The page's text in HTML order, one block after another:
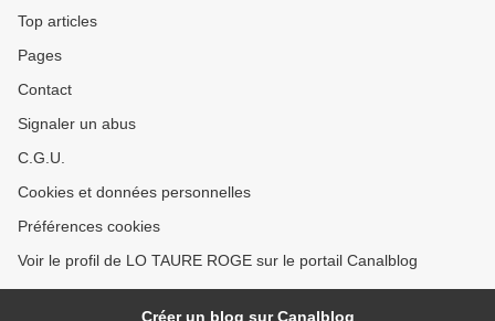
Top articles
Pages
Contact
Signaler un abus
C.G.U.
Cookies et données personnelles
Préférences cookies
Voir le profil de LO TAURE ROGE sur le portail Canalblog
Créer un blog sur Canalblog